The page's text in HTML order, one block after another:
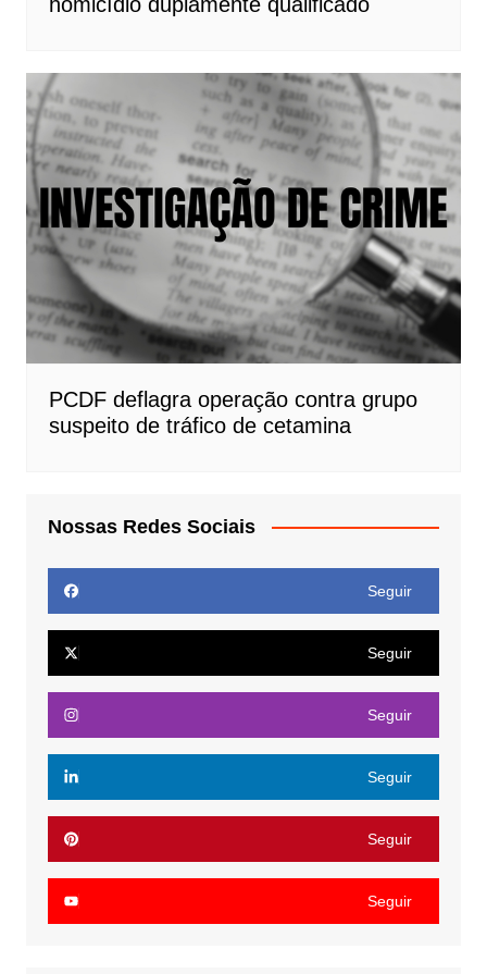
PCDF deflagra operação contra grupo
suspeito de tráfico de cetamina
Nossas Redes Sociais
Seguir
Seguir
Seguir
Seguir
Seguir
Seguir